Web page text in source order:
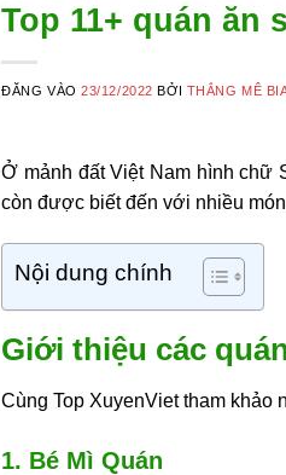
Top 11+ quán ăn
ĐĂNG VÀO23/12/2022 BỞI THẮNG MÊ
Ở mảnh đất Việt Nam hình chữ
còn được biết đến với nhiều
Nội dung chính
Giới thiệu các
Cùng Top XuyenViet tham khảo
1. Bé Mì Quán